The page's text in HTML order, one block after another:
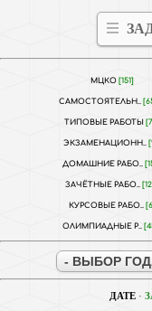
МЦКО [151]
САМОСТОЯТЕЛЬН..
ТИПОВЫЕ РАБОТЫ
ЭКЗАМЕНАЦИОНН..
ДОМАШНИЕ РАБО..
ЗАЧЁТНЫЕ РАБО..
КУРСОВЫЕ РАБО..
ОЛИМПИАДНЫЕ Р..
ДАТЕ ·